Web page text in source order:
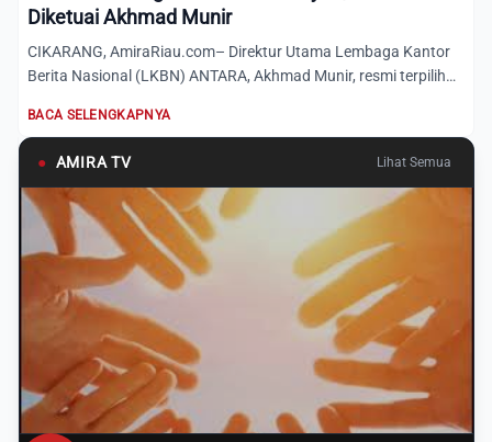
Diketuai Akhmad Munir
CIKARANG, AmiraRiau.com– Direktur Utama Lembaga Kantor
Berita Nasional (LKBN) ANTARA, Akhmad Munir, resmi terpilih
BACA SELENGKAPNYA
● AMIRA TV Lihat Semua